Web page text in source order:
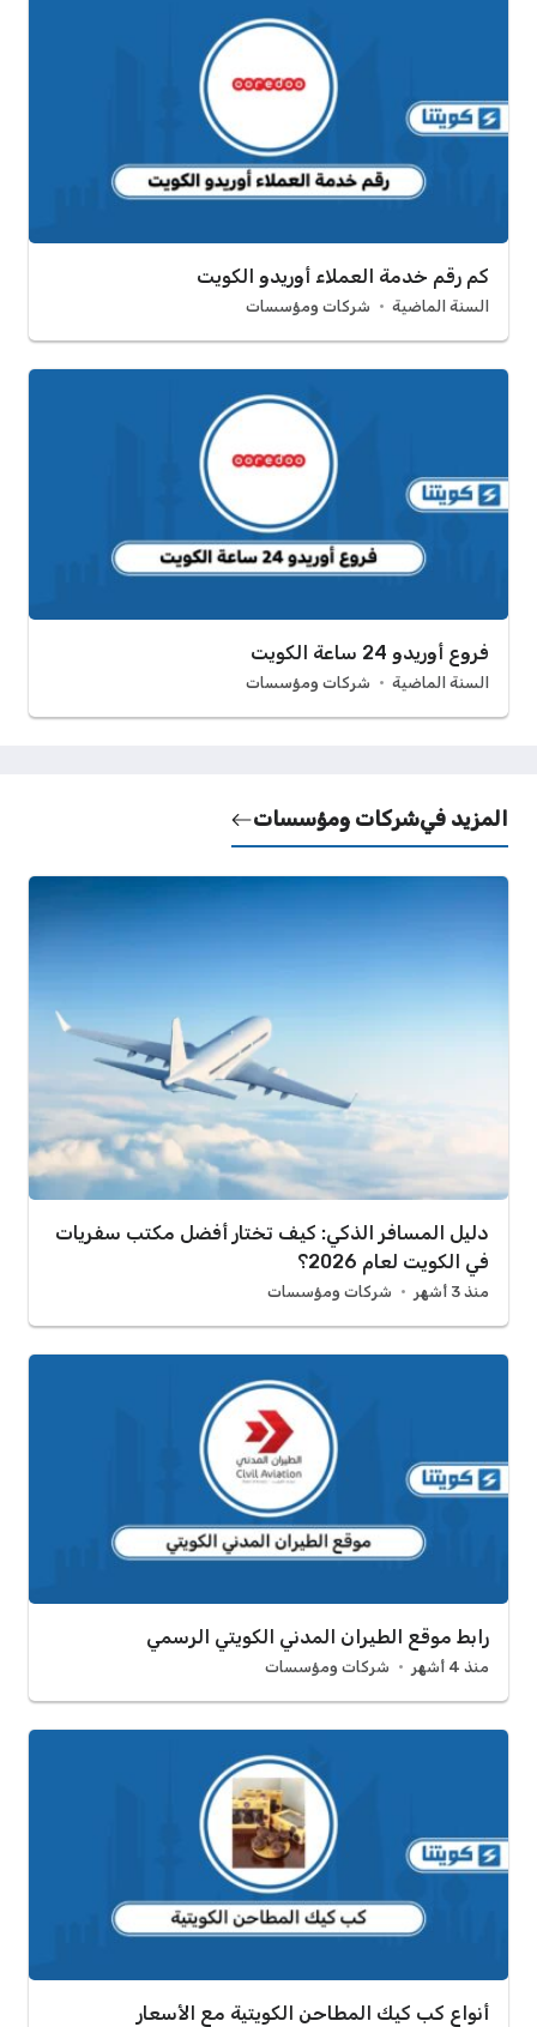
كم رقم خدمة العملاء أوريدو الكويت
السنة الماضية شركات ومؤسسات
فروع أوريدو 24 ساعة الكويت
السنة الماضية شركات ومؤسسات
المزيد فيشركات ومؤسسات
دليل المسافر الذكي: كيف تختار أفضل مكتب سفريات
في الكويت لعام 2026؟
منذ 3 أشهر شركات ومؤسسات
رابط موقع الطيران المدني الكويتي الرسمي
منذ 4 أشهر شركات ومؤسسات
أنواع كب كيك المطاحن الكويتية مع الأسعار